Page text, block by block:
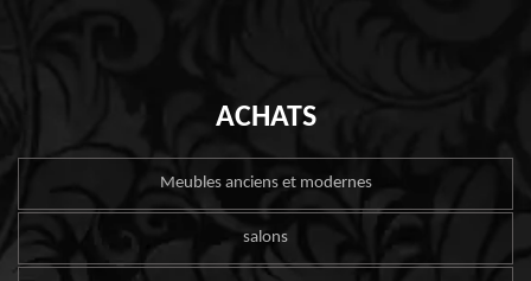
ACHATS
Meubles anciens et modernes
salons